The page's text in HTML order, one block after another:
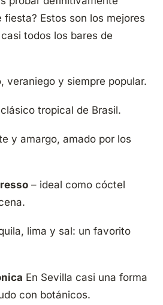
Estos son los mejores
todos los bares de
veraniego y siempre popular.
tropical de Brasil.
y amargo, amado por los
– ideal como cóctel
lima y sal: un favorito
En Sevilla casi una forma
con botánicos.